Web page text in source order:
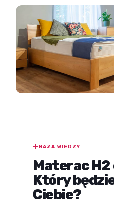
BAZA WIEDZY
Materac H2
Który
Ciebie?